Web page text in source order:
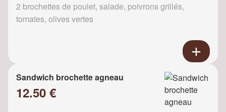
2 brochettes de poulet, salade, poivrons grillés,
tomates, olives vertes
Sandwich brochette agneau
12.50 €